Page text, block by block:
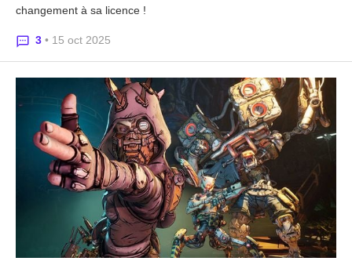
changement à sa licence !
3 • 15 oct 2025